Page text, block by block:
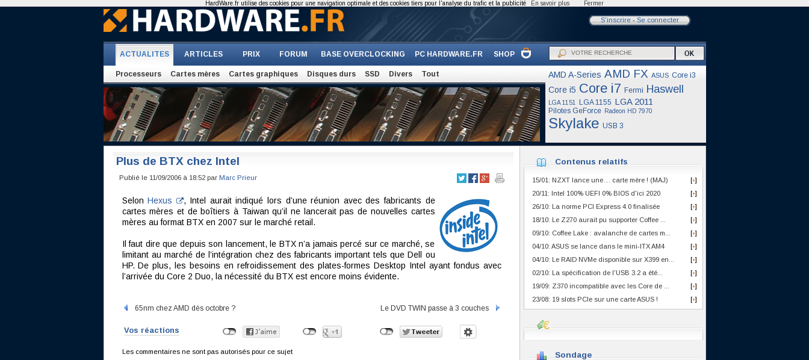
S'inscrire- Se connecter
ACTUALITES ARTICLES PRIX FORUM BASE OVERCLOCKING PC HARDWARE.FR SHOP
Processeurs Cartes mères Cartes graphiques Disques durs SSD Divers Tout AMD A-Series AMD FX ASUS Core i3
Core i5 Core i7 Fermi Haswell
LGA 1151 LGA 1155 LGA 2011
Pilotes GeForce Radeon HD 7970
Skylake USB 3
Plus de BTX chez Intel
Publié le 11/09/2006 à 18:52 par Marc Prieur
SelonHexus
, Intel aurait indiqué lors d’une réunion avec des fabricants de
cartes mères et de boîtiers à Taiwan qu’il ne lancerait pas de nouvelles cartes
mères au format BTX en 2007 sur le marché retail.
Il faut dire que depuis son lancement, le BTX n’a jamais percé sur ce marché, se
limitant au marché de l’intégration chez des fabricants important tels que Dell ou
HP. De plus, les besoins en refroidissement des plates-formes Desktop Intel ayant fondus avec
l’arrivée du Core 2 Duo, la nécessité du BTX est encore moins évidente.
65nm chez AMD dès octobre ? Le DVD TWIN passe à 3 couches
Vos réactions
Les commentaires ne sont pas autorisés pour ce sujet
Contenus relatifs
[+]
15/01: NZXT lance une… carte mère ! (MAJ)
[+]
20/11: Intel 100% UEFI 0% BIOS d'ici 2020
[+]
26/10: La norme PCI Express 4.0 finalisée
[+]
18/10: Le Z270 aurait pu supporter Coffee ...
[+]
09/10: Coffee Lake : avalanche de cartes m...
[+]
04/10: ASUS se lance dans le mini-ITX AM4
[+]
04/10: Le RAID NVMe disponible sur X399 en...
[+]
02/10: La spécification de l'USB 3.2 a été...
[+]
19/09: Z370 incompatible avec les Core de ...
[+]
23/08: 19 slots PCIe sur une carte ASUS !
Sondage
HardWare.fr utilise des cookies pour une navigation optimale et des cookies tiers pour l'analyse du trafic et la publicité En savoir plus Fermer